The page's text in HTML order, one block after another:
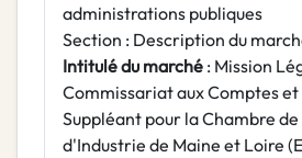
administrations publiques
Section : Description du
Intitulé du marché : Mission
Commissariat aux Comptes et
Suppléant pour la Chambre
d'Industrie de Maine et Loire